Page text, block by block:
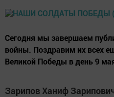
Сегодня мы завершаем
войны. Поздравим их всех
Великой Победы в день 9
Зарипов Ханиф